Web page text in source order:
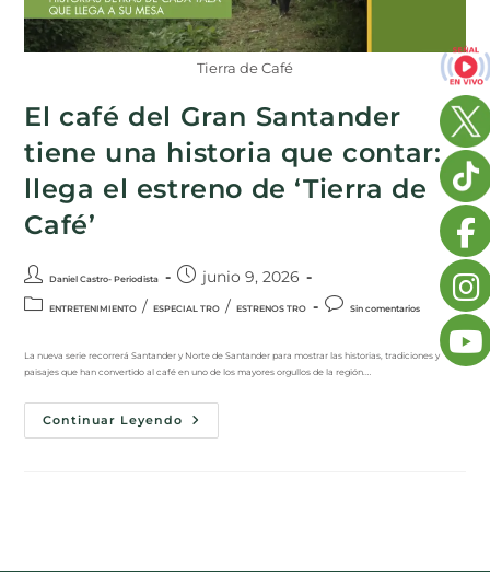
Tierra de Café
El café del Gran Santander
tiene una historia que contar:
llega el estreno de ‘Tierra de
Café’
Daniel Castro- Periodista junio 9, 2026
ENTRETENIMIENTO / ESPECIAL TRO / ESTRENOS TRO Sin comentarios
La nueva serie recorrerá Santander y Norte de Santander para mostrar las historias, tradiciones y
paisajes que han convertido al café en uno de los mayores orgullos de la región.…
Continuar Leyendo